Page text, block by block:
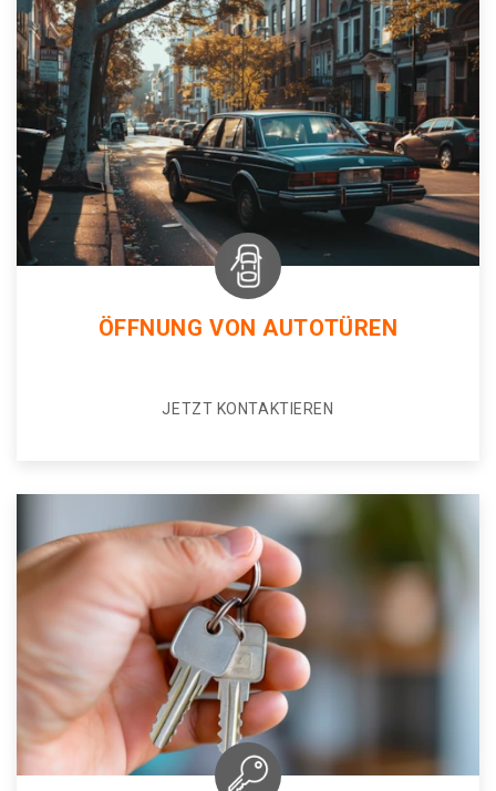
ÖFFNUNG VON AUTOTÜREN
JETZT KONTAKTIEREN